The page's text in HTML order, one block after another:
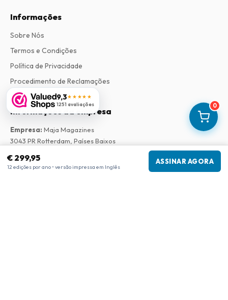
0
€ 299,95
12 edições por ano • versão impressa em Inglês
ASSINAR AGORA
9,3★★★★★
1251 avaliações
Informações
Sobre Nós
Termos e Condições
Política de Privacidade
Procedimento de Reclamações
Informações da empresa
Empresa: Maja Magazines
3043 PR Rotterdam, Países Baixos
Câmara de Comércio